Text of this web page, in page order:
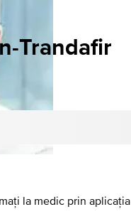
Trandafir
la medic prin